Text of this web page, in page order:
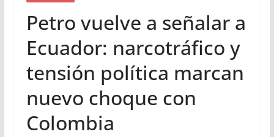
Petro vuelve a señalar a
Ecuador: narcotráfico y
tensión política marcan
nuevo choque con
Colombia